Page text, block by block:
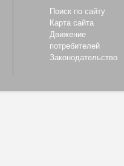
Поиск по сайту
Карта сайта
Движение
потребителей
Законодательство